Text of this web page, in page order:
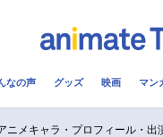
なの声 グッズ 映画 マン
ニメキャラ・プロフィール・出